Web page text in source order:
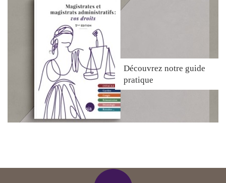
Découvrez notre guide
pratique